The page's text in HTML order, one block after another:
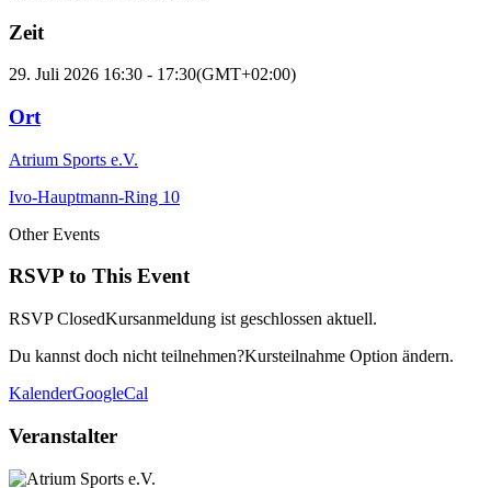
Zeit
29. Juli 2026 16:30 - 17:30(GMT+02:00)
Ort
Atrium Sports e.V.
Ivo-Hauptmann-Ring 10
Other Events
RSVP to This Event
RSVP ClosedKursanmeldung ist geschlossen aktuell.
Du kannst doch nicht teilnehmen?Kursteilnahme Option ändern.
KalenderGoogleCal
Veranstalter